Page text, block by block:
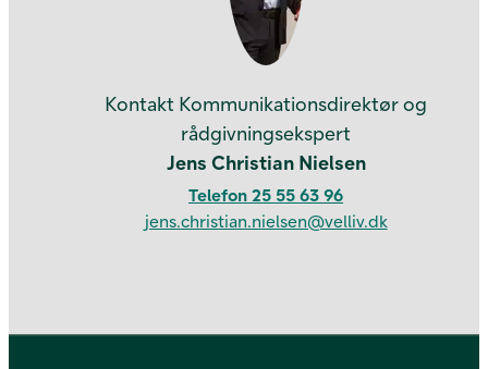
Kontakt Kommunikationsdirektør og
rådgivningsekspert
Jens Christian Nielsen
Telefon 25 55 63 96
jens.christian.nielsen@velliv.dk